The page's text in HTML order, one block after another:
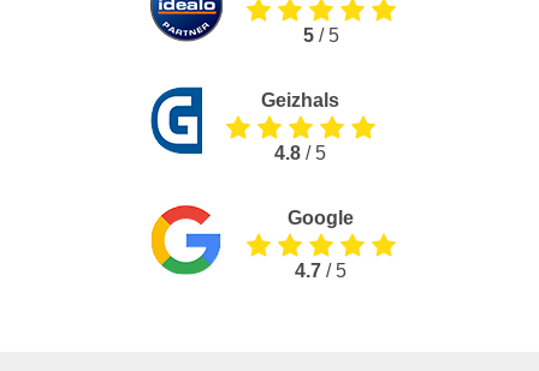
5/ 5
Geizhals
4.8 / 5
Google
4.7 / 5